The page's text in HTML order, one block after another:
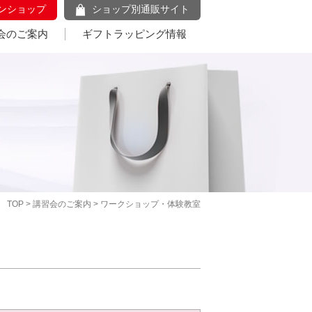
ショップ ショップ別通販サイト
のご案内 ギフトラッピング情報
TOP > 講習会のご案内 > ワークショップ・体験教室